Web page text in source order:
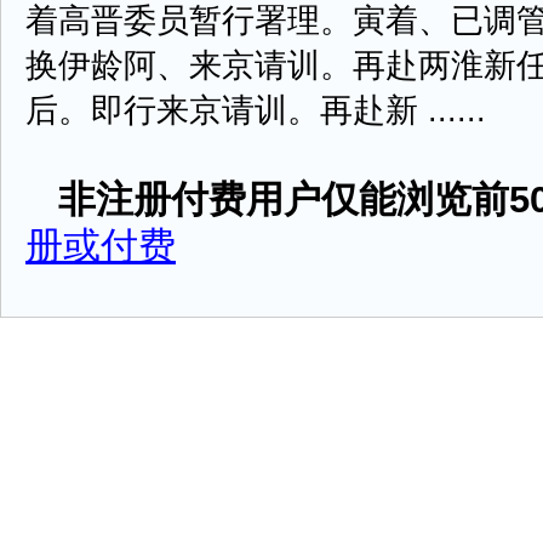
着高晋委员暂行署理。寅着、已调
换伊龄阿、来京请训。再赴两淮新
后。即行来京请训。再赴新 ......
非注册付费用户仅能浏览前
册或付费